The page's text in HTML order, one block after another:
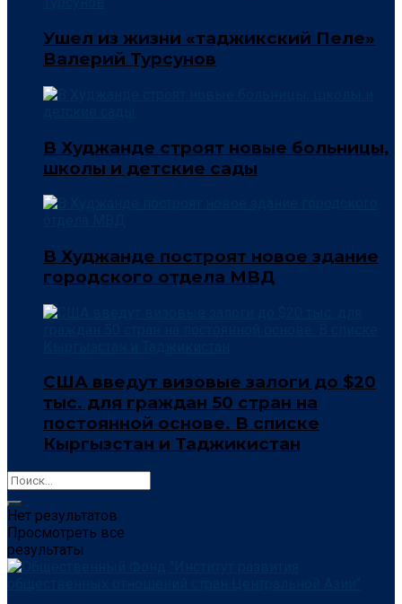
Ушел из жизни «таджикский Пеле»
Валерий Турсунов
В Худжанде строят новые больницы,
школы и детские сады
В Худжанде построят новое здание
городского отдела МВД
США введут визовые залоги до $20
тыс. для граждан 50 стран на
постоянной основе. В списке
Кыргызстан и Таджикистан
Нет результатов
Просмотреть все
результаты